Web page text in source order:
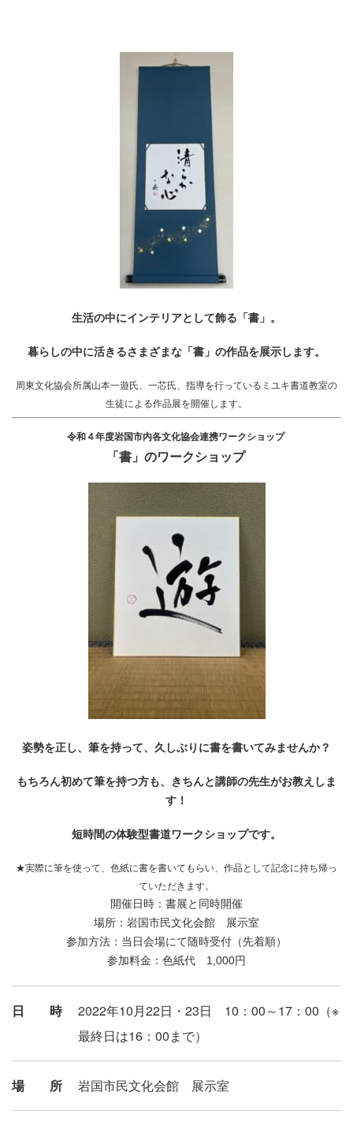
生活の中にインテリアとして飾る「書」。
暮らしの中に活きるさまざまな「書」の作品を展示します。
周東文化協会所属山本一遊氏、一芯氏、指導を行っているミユキ書道教室の
生徒による作品展を開催します。
令和４年度岩国市内各文化協会連携ワークショップ
「書」のワークショップ
姿勢を正し、筆を持って、久しぶりに書を書いてみませんか？
もちろん初めて筆を持つ方も、きちんと講師の先生がお教えしま
す！
短時間の体験型書道ワークショップです。
★実際に筆を使って、色紙に書を書いてもらい、作品として記念に持ち帰っ
ていただきます。
開催日時：書展と同時開催
場所：岩国市民文化会館 展示室
参加方法：当日会場にて随時受付（先着順）
参加料金：色紙代 1,000円
日時
2022年10月22日・23日 10：00～17：00（※
最終日は16：00まで）
場所 岩国市民文化会館 展示室